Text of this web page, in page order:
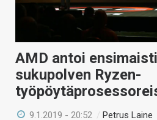
AMD antoi
sukupolven Ryzen-
9.1.2019 - 20:52 /Petrus Laine